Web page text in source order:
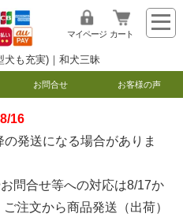
犬も充実)｜和犬三昧
マイページ カート
お問合せ お客様の声
16
発送になる場合がありま
問合せ等への対応は8/17か
注文から商品発送（出荷）